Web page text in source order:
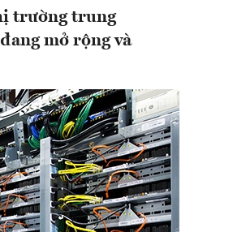
trường trung
mở rộng và